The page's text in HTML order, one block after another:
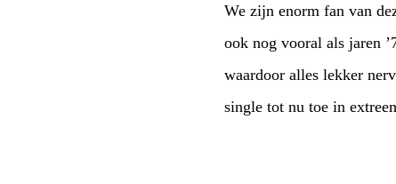
We zijn enorm fan van
ook nog vooral als jaren
waardoor alles lekker
single tot nu toe in